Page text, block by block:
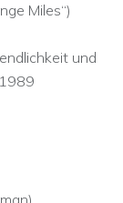
Miles“)
und